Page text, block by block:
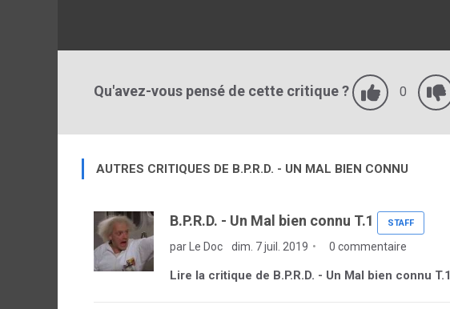
Qu'avez-vous pensé de cette critique ? 0
AUTRES CRITIQUES DE B.P.R.D. - UN MAL BIEN CONNU
B.P.R.D. - Un Mal bien connu T.1 STAFF
par Le Doc dim. 7 juil. 2019 0 commentaire
Lire la critique de B.P.R.D. - Un Mal bien connu T.1